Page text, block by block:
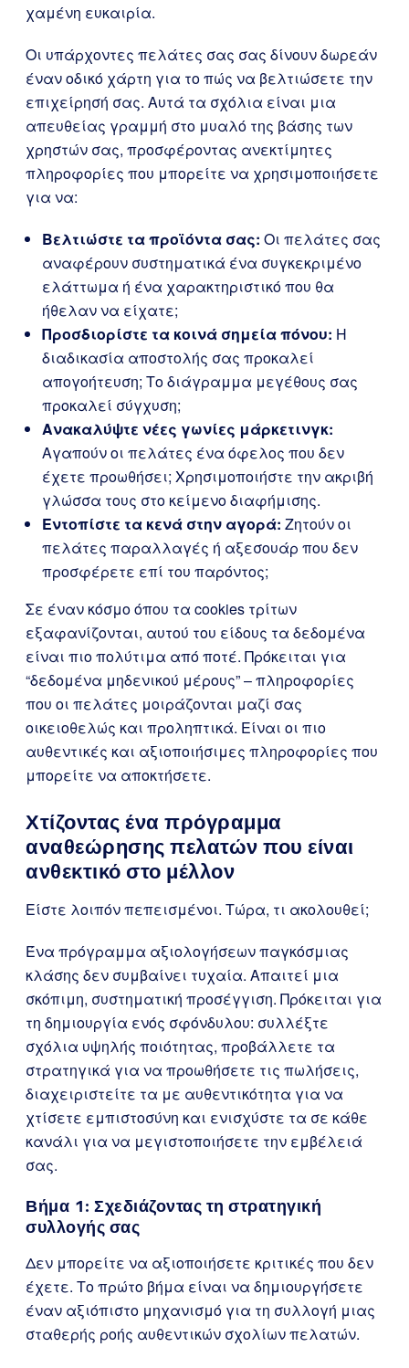
χαμένη ευκαιρία.
Οι υπάρχοντες πελάτες σας σας δίνουν δωρεάν
έναν οδικό χάρτη για το πώς να βελτιώσετε την
επιχείρησή σας. Αυτά τα σχόλια είναι μια
απευθείας γραμμή στο μυαλό της βάσης των
χρηστών σας, προσφέροντας ανεκτίμητες
πληροφορίες που μπορείτε να χρησιμοποιήσετε
για να:
Βελτιώστε τα προϊόντα σας: Οι πελάτες σας
αναφέρουν συστηματικά ένα συγκεκριμένο
ελάττωμα ή ένα χαρακτηριστικό που θα
ήθελαν να είχατε;
Προσδιορίστε τα κοινά σημεία πόνου: Η
διαδικασία αποστολής σας προκαλεί
απογοήτευση; Το διάγραμμα μεγέθους σας
προκαλεί σύγχυση;
Ανακαλύψτε νέες γωνίες μάρκετινγκ:
Αγαπούν οι πελάτες ένα όφελος που δεν
έχετε προωθήσει; Χρησιμοποιήστε την ακριβή
γλώσσα τους στο κείμενο διαφήμισης.
Εντοπίστε τα κενά στην αγορά: Ζητούν οι
πελάτες παραλλαγές ή αξεσουάρ που δεν
προσφέρετε επί του παρόντος;
Σε έναν κόσμο όπου τα cookies τρίτων
εξαφανίζονται, αυτού του είδους τα δεδομένα
είναι πιο πολύτιμα από ποτέ. Πρόκειται για
“δεδομένα μηδενικού μέρους” – πληροφορίες
που οι πελάτες μοιράζονται μαζί σας
οικειοθελώς και προληπτικά. Είναι οι πιο
αυθεντικές και αξιοποιήσιμες πληροφορίες που
μπορείτε να αποκτήσετε.
Χτίζοντας ένα πρόγραμμα
αναθεώρησης πελατών που είναι
ανθεκτικό στο μέλλον
Είστε λοιπόν πεπεισμένοι. Τώρα, τι ακολουθεί;
Ένα πρόγραμμα αξιολογήσεων παγκόσμιας
κλάσης δεν συμβαίνει τυχαία. Απαιτεί μια
σκόπιμη, συστηματική προσέγγιση. Πρόκειται για
τη δημιουργία ενός σφόνδυλου: συλλέξτε
σχόλια υψηλής ποιότητας, προβάλλετε τα
στρατηγικά για να προωθήσετε τις πωλήσεις,
διαχειριστείτε τα με αυθεντικότητα για να
χτίσετε εμπιστοσύνη και ενισχύστε τα σε κάθε
κανάλι για να μεγιστοποιήσετε την εμβέλειά
σας.
Βήμα 1: Σχεδιάζοντας τη στρατηγική
συλλογής σας
Δεν μπορείτε να αξιοποιήσετε κριτικές που δεν
έχετε. Το πρώτο βήμα είναι να δημιουργήσετε
έναν αξιόπιστο μηχανισμό για τη συλλογή μιας
σταθερής ροής αυθεντικών σχολίων πελατών.